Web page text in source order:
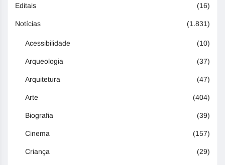
Editais (16)
Notícias (1.831)
Acessibilidade (10)
Arqueologia (37)
Arquitetura (47)
Arte (404)
Biografia (39)
Cinema (157)
Criança (29)